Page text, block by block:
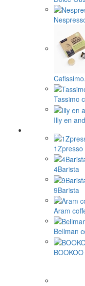
Tassimo
Illy en
1Zpresso
4Barista
9Barista
Aram
Bellman
BOOKOO